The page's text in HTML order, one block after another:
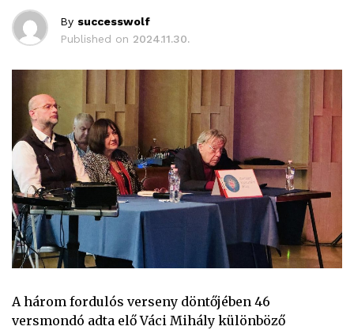
By successwolf
Published on 2024.11.30.
A három fordulós verseny döntőjében 46
versmondó adta elő Váci Mihály különböző